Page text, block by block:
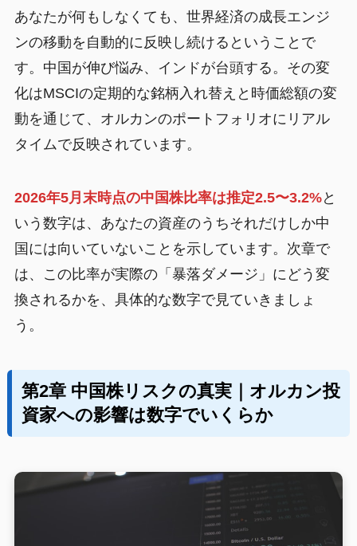
あなたが何もしなくても、世界経済の成長エンジ
ンの移動を自動的に反映し続けるということで
す。中国が伸び悩み、インドが台頭する。その変
化はMSCIの定期的な銘柄入れ替えと時価総額の変
動を通じて、オルカンのポートフォリオにリアル
タイムで反映されています。
2026年5月末時点の中国株比率は推定2.5〜3.2%と
いう数字は、あなたの資産のうちそれだけしか中
国には向いていないことを示しています。次章で
は、この比率が実際の「暴落ダメージ」にどう変
換されるかを、具体的な数字で見ていきましょ
う。
第2章 中国株リスクの真実｜オルカン投
資家への影響は数字でいくらか